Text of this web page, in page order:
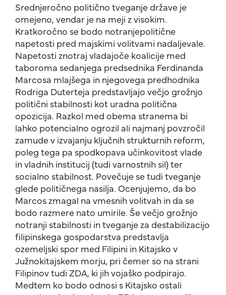
Srednjeročno politično tveganje države je
omejeno, vendar je na meji z visokim.
Kratkoročno se bodo notranjepolitične
napetosti pred majskimi volitvami nadaljevale.
Napetosti znotraj vladajoče koalicije med
taboroma sedanjega predsednika Ferdinanda
Marcosa mlajšega in njegovega predhodnika
Rodriga Duterteja predstavljajo večjo grožnjo
politični stabilnosti kot uradna politična
opozicija. Razkol med obema stranema bi
lahko potencialno ogrozil ali najmanj povzročil
zamude v izvajanju ključnih strukturnih reform,
poleg tega pa spodkopava učinkovitost vlade
in vladnih institucij (tudi varnostnih sil) ter
socialno stabilnost. Povečuje se tudi tveganje
glede političnega nasilja. Ocenjujemo, da bo
Marcos zmagal na vmesnih volitvah in da se
bodo razmere nato umirile. Še večjo grožnjo
notranji stabilnosti in tveganje za destabilizacijo
filipinskega gospodarstva predstavlja
ozemeljski spor med Filipini in Kitajsko v
Južnokitajskem morju, pri čemer so na strani
Filipinov tudi ZDA, ki jih vojaško podpirajo.
Medtem ko bodo odnosi s Kitajsko ostali